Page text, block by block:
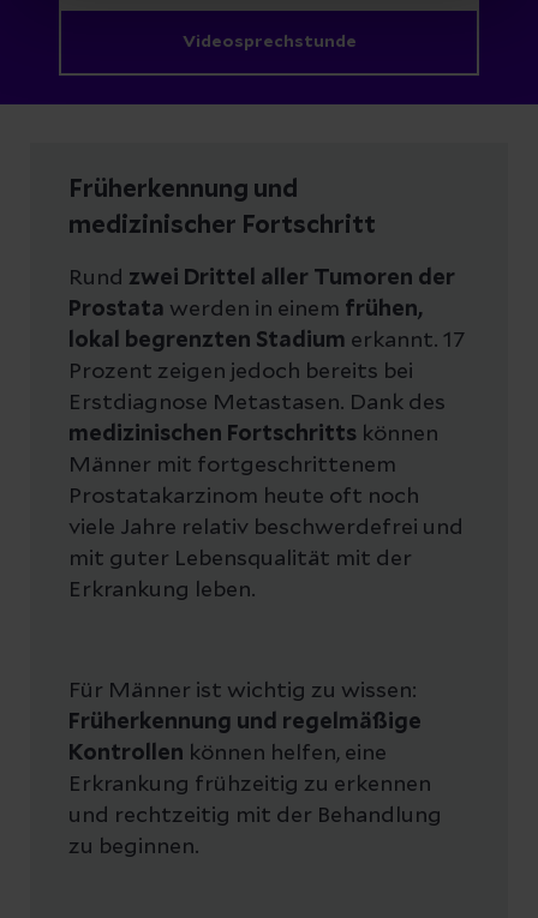
Videosprechstunde
Früherkennung und
medizinischer Fortschritt
Rund zwei Drittel aller Tumoren der
Prostata werden in einem frühen,
lokal begrenzten Stadium erkannt. 17
Prozent zeigen jedoch bereits bei
Erstdiagnose Metastasen. Dank des
medizinischen Fortschritts können
Männer mit fortgeschrittenem
Prostatakarzinom heute oft noch
viele Jahre relativ beschwerdefrei und
mit guter Lebensqualität mit der
Erkrankung leben.
Für Männer ist wichtig zu wissen:
Früherkennung und regelmäßige
Kontrollen können helfen, eine
Erkrankung frühzeitig zu erkennen
und rechtzeitig mit der Behandlung
zu beginnen.